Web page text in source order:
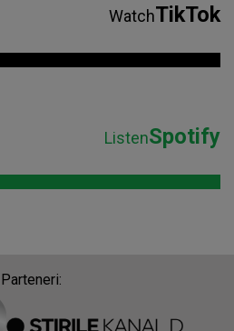
WatchTikTok
ListenSpotify
Parteneri: